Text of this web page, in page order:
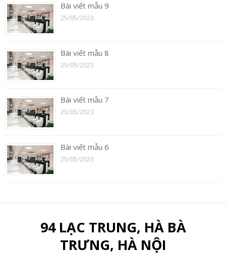
Bài viết mẫu 9
25/05/2023
Bài viết mẫu 8
25/05/2023
Bài viết mẫu 7
25/05/2023
Bài viết mẫu 6
25/05/2023
94 LẠC TRUNG, HÀ BÀ
TRƯNG, HÀ NỘI